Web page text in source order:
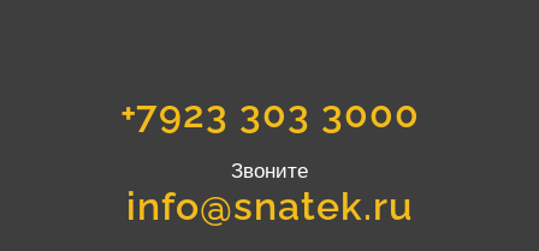
+7923 303 3000
Звоните
info@snatek.ru